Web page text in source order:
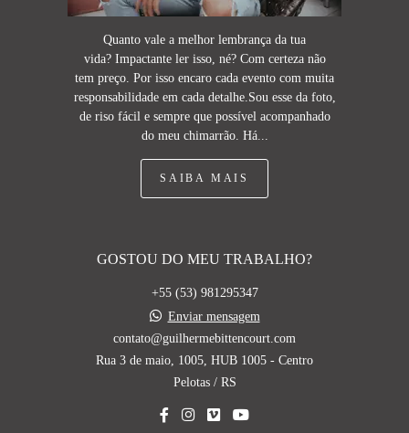
Quanto vale a melhor lembrança da tua
vida? Impactante ler isso, né? Com certeza não
tem preço. Por isso encaro cada evento com muita
responsabilidade em cada detalhe.Sou esse da foto,
de riso fácil e sempre que possível acompanhado
do meu chimarrão. Há...
SAIBA MAIS
GOSTOU DO MEU TRABALHO?
+55 (53) 981295347
Enviar mensagem
contato@guilhermebittencourt.com
Rua 3 de maio, 1005, HUB 1005 - Centro
Pelotas / RS